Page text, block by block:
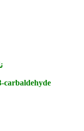
carbaldehyde